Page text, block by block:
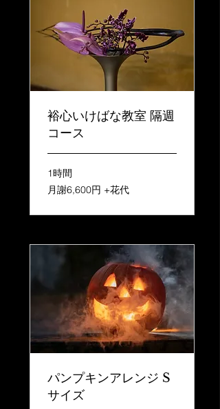
裕心いけばな教室 隔週
コース
1時間
月
謝
月謝6,600円 +花代
パンプキンアレンジ S
サイズ